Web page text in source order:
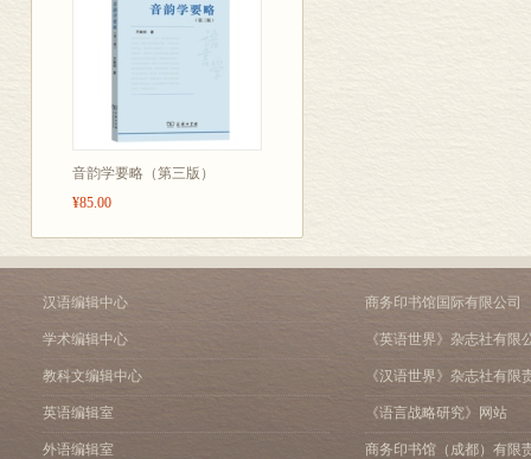
音韵学要略（第三版）
¥85.00
视差之见中的地方话语
文化策略与诗学实践——
从炮声中的弦歌到时代
•中西比较诗学研究•
“Style”与“文”“气”“体
“姿态”与“中断”: 本雅明
巴迪欧、 事件哲学与中
汉语编辑中心
学术编辑中心
教科文编辑中心
英语编辑室
外语编辑室
商务印书馆国际有限公司
《英语世界》杂志社有限
《汉语世界》杂志社有限
《语言战略研究》网站
商务印书馆（成都）有限